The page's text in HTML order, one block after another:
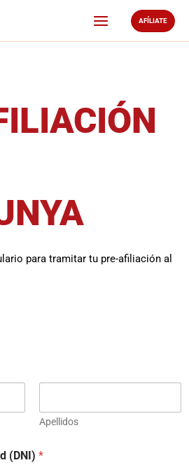
AFÍLIATE
para tramitar tu pre-afiliación al
Apellidos
(DNI) *